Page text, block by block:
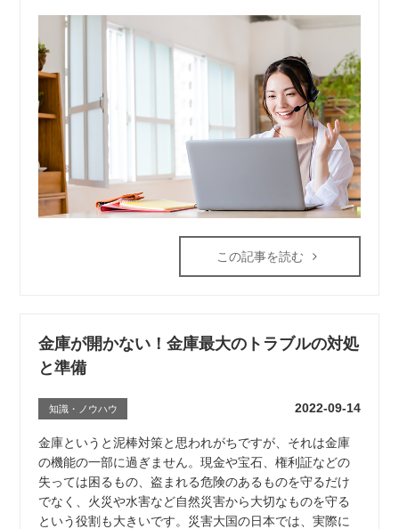
この記事を読む
金庫が開かない！金庫最大のトラブルの対処
と準備
知識・ノウハウ 2022-09-14
金庫というと泥棒対策と思われがちですが、それは金庫
の機能の一部に過ぎません。現金や宝石、権利証などの
失っては困るもの、盗まれる危険のあるものを守るだけ
でなく、火災や水害など自然災害から大切なものを守る
という役割も大きいです。災害大国の日本では、実際に